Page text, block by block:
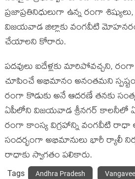
ప్రజాప్రతినిధులుగా ఉన్న రంగా
విజయవాడ జిల్లాకు వంగవీటి
చేయాలని కోరారు.
పదవులు ఐదేళ్లకు మారిపోవచ్చని,
చూపించే అభిమానం అనంతమని
రంగా కొడుకు అనే ఆదరణే తనకు
ఏపీలోని విజయవాడ శ్రీనగర్ కాలనీలో
రంగా కాంస్య విగ్రహాన్ని వంగవీటి రాధా
సందర్భంగా అభిమానులు భారీ ర్యాలీ
రాధాకు స్వాగతం పలికారు.
Tags Andhra Pradesh